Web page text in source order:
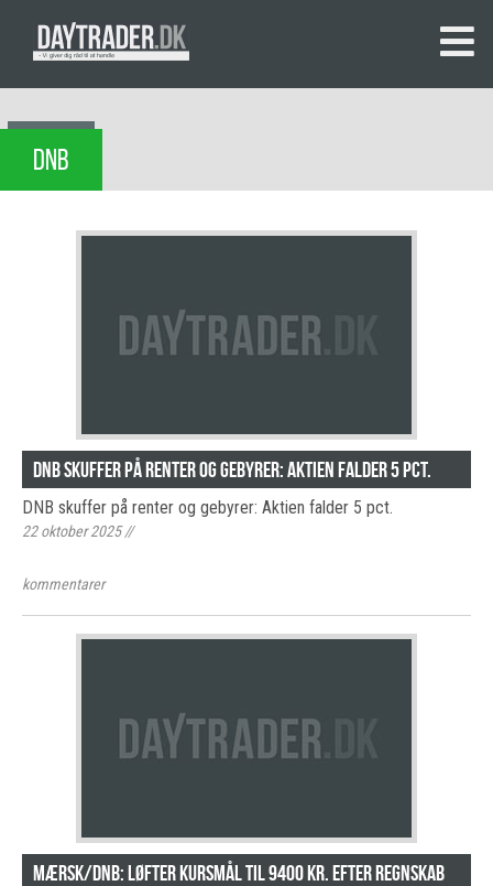
DNB
DNB skuffer på renter og gebyrer: Aktien falder 5 pct.
DNB skuffer på renter og gebyrer: Aktien falder 5 pct.
22 oktober 2025//
kommentarer
Mærsk/DNB: Løfter kursmål til 9400 kr. efter regnskab